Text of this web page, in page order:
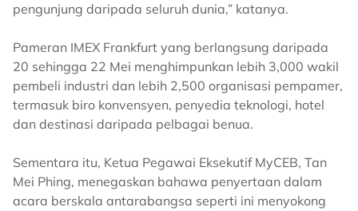
pengunjung daripada seluruh dunia,” katanya.
Pameran IMEX Frankfurt yang berlangsung daripada
20 sehingga 22 Mei menghimpunkan lebih 3,000 wakil
pembeli industri dan lebih 2,500 organisasi pempamer,
termasuk biro konvensyen, penyedia teknologi, hotel
dan destinasi daripada pelbagai benua.
Sementara itu, Ketua Pegawai Eksekutif MyCEB, Tan
Mei Phing, menegaskan bahawa penyertaan dalam
acara berskala antarabangsa seperti ini menyokong